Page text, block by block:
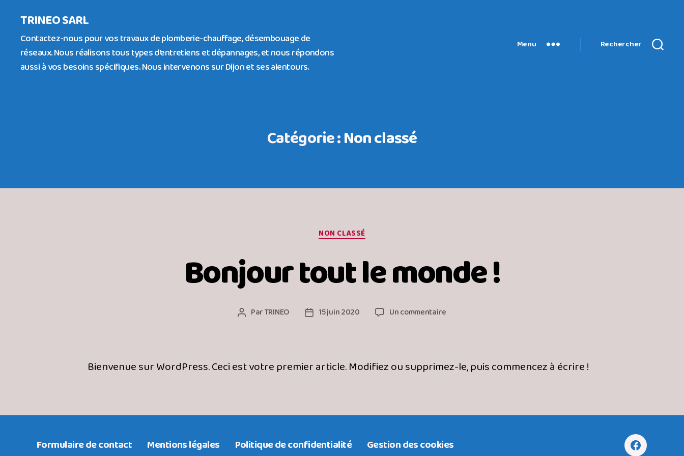
TRINEO SARL
Contactez-nous pour vos travaux de plomberie-chauffage, désembouage de
réseaux. Nous réalisons tous types d'entretiens et dépannages, et nous répondons
aussi à vos besoins spécifiques. Nous intervenons sur Dijon et ses alentours.
Menu Rechercher
Catégorie :Non classé
Catégories
NON CLASSÉ
Bonjour tout le monde !
Auteur
ParTRINEO
Date15 juin 2020 Un commentaire
monde !
Bienvenue sur WordPress. Ceci est votre premier article. Modifiez ou supprimez-le, puis commencez à écrire !
Formulaire de contact Mentions légales Politique de confidentialité Gestion des cookies Facebook